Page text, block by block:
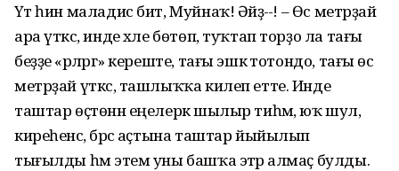
Үәт һин маладис бит, Муйнаҡ! Әйҙә-ә-ә! – Өс метрҙай
ара үткәс, инде хәле бөтөп, туҡтап торҙо ла тағы
беҙҙе «әрләргә» кереште, тағы эшкә тотондо, тағы өс
метрҙай үткәс, ташлыҡҡа килеп етте. Инде
таштар өҫтөнән еңелерәк шылыр тиһәм, юҡ шул,
киреһенсә, бәрәс аҫтына таштар йыйылып
тығылды һәм этем уны башҡа этәрә алмаҫ булды.